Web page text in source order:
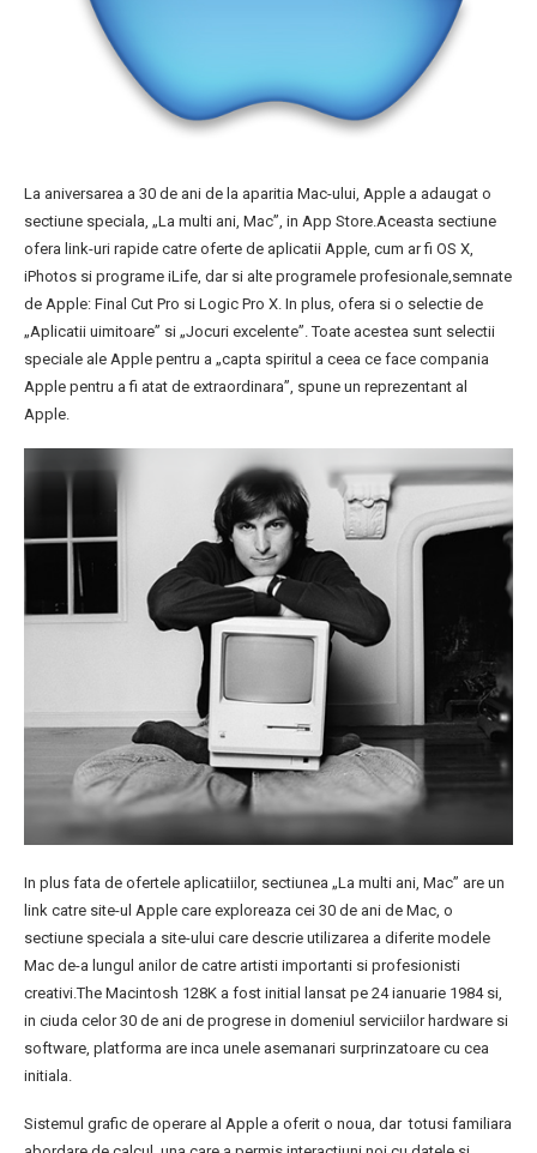
La aniversarea a 30 de ani de la aparitia Mac-ului, Apple a adaugat o
sectiune speciala, „La multi ani, Mac”, in App Store.Aceasta sectiune
ofera link-uri rapide catre oferte de aplicatii Apple, cum ar fi OS X,
iPhotos si programe iLife, dar si alte programele profesionale,semnate
de Apple: Final Cut Pro si Logic Pro X. In plus, ofera si o selectie de
„Aplicatii uimitoare” si „Jocuri excelente”. Toate acestea sunt selectii
speciale ale Apple pentru a „capta spiritul a ceea ce face compania
Apple pentru a fi atat de extraordinara”, spune un reprezentant al
Apple.
In plus fata de ofertele aplicatiilor, sectiunea „La multi ani, Mac” are un
link catre site-ul Apple care exploreaza cei 30 de ani de Mac, o
sectiune speciala a site-ului care descrie utilizarea a diferite modele
Mac de-a lungul anilor de catre artisti importanti si profesionisti
creativi.The Macintosh 128K a fost initial lansat pe 24 ianuarie 1984 si,
in ciuda celor 30 de ani de progrese in domeniul serviciilor hardware si
software, platforma are inca unele asemanari surprinzatoare cu cea
initiala.
Sistemul grafic de operare al Apple a oferit o noua, dar totusi familiara